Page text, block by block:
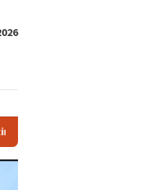
Bandar Lampung Diminta